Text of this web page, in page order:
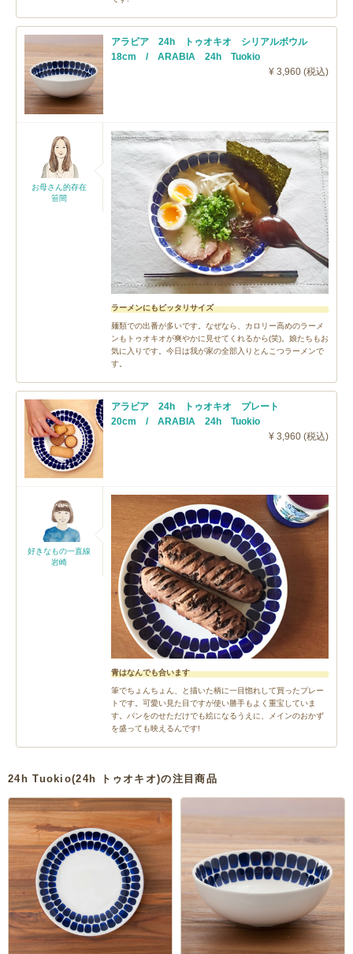
アラビア 24h トゥオキオ シリアルボウル
18cm / ARABIA 24h Tuokio
¥ 3,960 (税込)
お母さん的存在
笹間
ラーメンにもピッタリサイズ
麺類での出番が多いです。なぜなら、カロリー高めのラーメ
ンもトゥオキオが爽やかに見せてくれるから(笑)。娘たちもお
気に入りです。今日は我が家の全部入りとんこつラーメンで
す。
アラビア 24h トゥオキオ プレート
20cm / ARABIA 24h Tuokio
¥ 3,960 (税込)
好きなもの一直線
岩崎
青はなんでも合います
筆でちょんちょん、と描いた柄に一目惚れして買ったプレー
トです。可愛い見た目ですが使い勝手もよく重宝していま
す。パンをのせただけでも絵になるうえに、メインのおかず
を盛っても映えるんです!
24h Tuokio(24h トゥオキオ)の注目商品